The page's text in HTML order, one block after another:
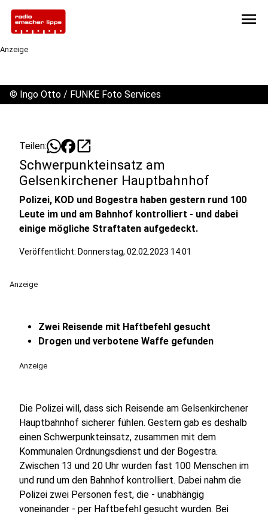
menu
Anzeige
© Ingo Otto / FUNKE Foto Services
Teilen: open_in_new
Schwerpunkteinsatz am
Gelsenkirchener Hauptbahnhof
Polizei, KOD und Bogestra haben gestern rund 100
Leute im und am Bahnhof kontrolliert - und dabei
einige mögliche Straftaten aufgedeckt.
Veröffentlicht: Donnerstag, 02.02.2023 14:01
Anzeige
Zwei Reisende mit Haftbefehl gesucht
Drogen und verbotene Waffe gefunden
Anzeige
Die Polizei will, dass sich Reisende am Gelsenkirchener
Hauptbahnhof sicherer fühlen. Gestern gab es deshalb
einen Schwerpunkteinsatz, zusammen mit dem
Kommunalen Ordnungsdienst und der Bogestra.
Zwischen 13 und 20 Uhr wurden fast 100 Menschen im
und rund um den Bahnhof kontrolliert. Dabei nahm die
Polizei zwei Personen fest, die - unabhängig
voneinander - per Haftbefehl gesucht wurden. Bei